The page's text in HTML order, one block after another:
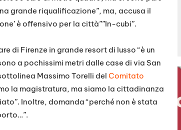
grande riqualificazione”, ma, accusa il
è offensivo per la città””In-cubi”.
di Firenze in grande resort di lusso “è un
a pochissimi metri dalle case di via San
Massimo Torelli del Comitato
la magistratura, ma siamo la cittadinanza
Inoltre, domanda “perché non è stata